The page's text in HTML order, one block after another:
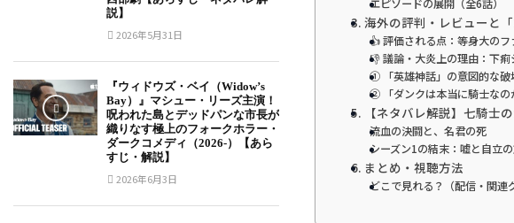
エピソードの展開（全6話）
3. 海外の評判・レビューと「
👍 評価される点：等身大の
👎 議論・大炎上の理由：下
① 「英雄神話」の意図的な破
② 「ダンクは本当に騎士なの
5. 【ネタバレ解説】七騎士
流血の決闘と、名君の死
シーズン1の結末：嘘と自立
6. まとめ・視聴方法
どこで見れる？（配信・関連
説】
2026年5月31日
『ウィドウズ・ベイ（Widow’s
Bay）』マシュー・リーズ主演！
呪われた島とデッドパンな市長が
織りなす極上のフォークホラー・
ダークコメディ（2026-）【あら
すじ・解説】
2026年6月3日